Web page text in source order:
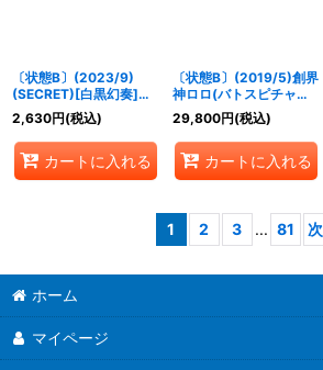
〔状態B〕(2023/9)
(SECRET)[白黒幻奏]ノ
ア・フルール【X-SEC】
{BSC40-X01}《黄》
2,630円(税込)
カートに入れる
〔状態B〕(2019/5)創界
神ロロ(バトスピチャン
ピオンシップ2018-神煌
臨杯-)【XX】{BS44-
XX02}《多》
29,800円(税込)
カートに入れる
1 2 3 ... 81 次
ホーム
マイページ